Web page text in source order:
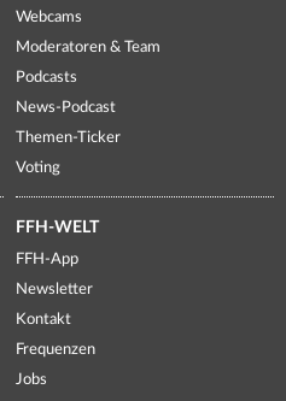
Webcams
Moderatoren & Team
Podcasts
News-Podcast
Themen-Ticker
Voting
FFH-WELT
FFH-App
Newsletter
Kontakt
Frequenzen
Jobs